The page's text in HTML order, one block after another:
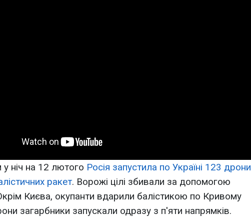
у ніч на 12 лютого Росія запустила по Україні 123 дрони
ракет. Ворожі цілі збивали за допомогою
Окрім Києва, окупанти вдарили балістикою по Кривому
загарбники запускали одразу з п'яти напрямків.